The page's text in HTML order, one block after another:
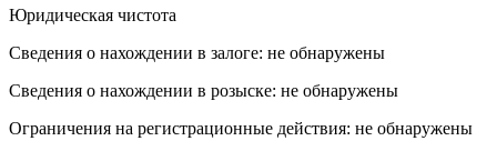
Юридическая чистота
Сведения о нахождении в залоге: не обнаружены
Сведения о нахождении в розыске: не обнаружены
Ограничения на регистрационные действия: не обнаружены